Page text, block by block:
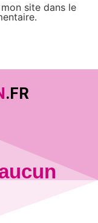
site dans le
.FR